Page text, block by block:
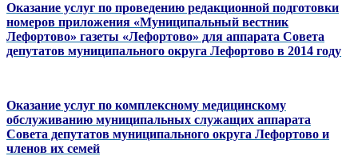
Оказание услуг по проведению редакционной подготовки
номеров приложения «Муниципальный вестник
Лефортово» газеты «Лефортово» для аппарата Совета
депутатов муниципального округа Лефортово в 2014 году
Оказание услуг по комплексному медицинскому
обслуживанию муниципальных служащих аппарата
Совета депутатов муниципального округа Лефортово и
членов их семей